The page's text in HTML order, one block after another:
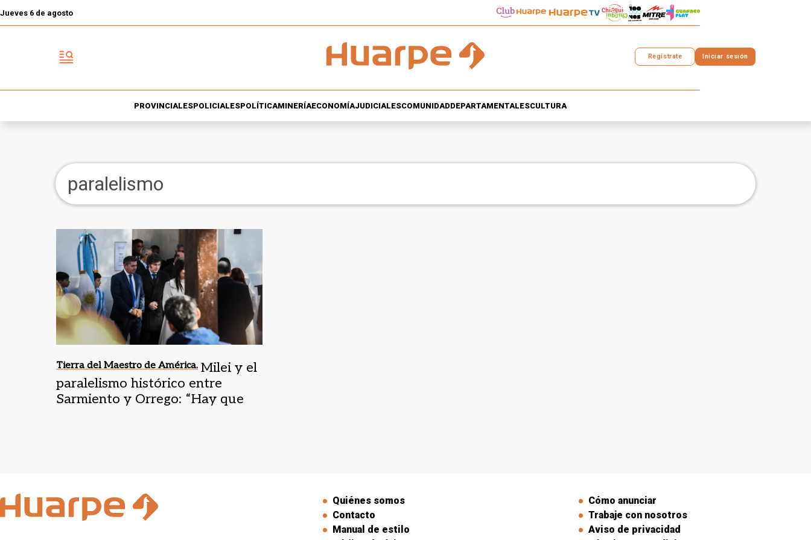
Jueves 6 de agosto
Registrate Iniciar sesión
PROVINCIALESPOLICIALESPOLÍTICAMINERÍAECONOMÍAJUDICIALESCOMUNIDADDEPARTAMENTALESCULTURA
paralelismo
Tierra del Maestro de América. Milei y el
paralelismo histórico entre
Sarmiento y Orrego: “Hay que
Quiénes somos
Contacto
Manual de estilo
Cómo anunciar
Trabaje con nosotros
Aviso de privacidad